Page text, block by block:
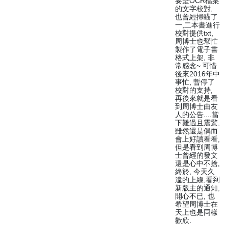
的文字校對,
也曾經掃瞄了
一,二本書進行
校對提供txt,
周博士也幫忙
製作了電子書
格式上架, 非
常感念~ 可惜
後來2016年中
事忙, 暫停了
校對的支持,
再後來就是看
到周博士由友
人的公告....當
下難過且震驚,
雖然還是偶而
會上好讀看看,
但是看到周博
士曾經的發文
還是心中不捨,
終於, 今天久
違的上線,看到
新版主的通知,
開心不已, 也
希望周博士在
天上也是同樣
歡欣.